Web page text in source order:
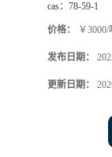
cas： 78-59-1
价格： ￥3000/
发布日期：
更新日期：